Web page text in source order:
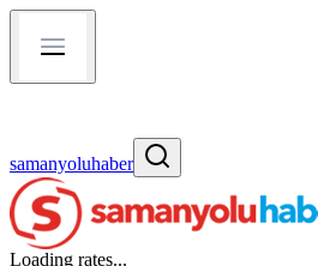
samanyoluhaber
Loading rates...